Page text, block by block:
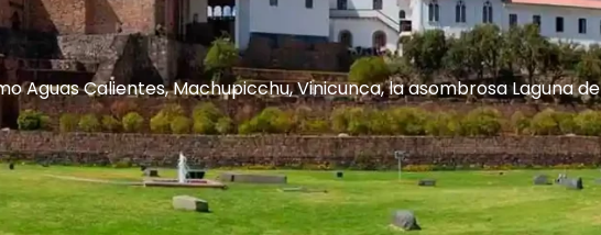
Aguas Calientes, Machupicchu, Vinicunca, la asombrosa Laguna de